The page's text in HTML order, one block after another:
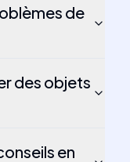
de
des objets
en